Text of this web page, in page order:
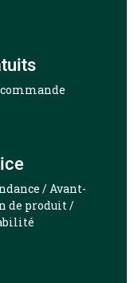
commande
/ Avant-
de produit /